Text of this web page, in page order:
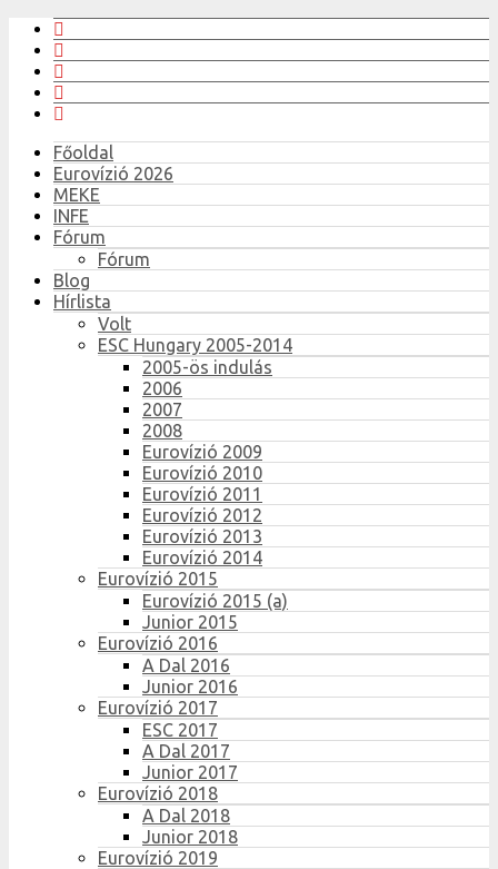
Főoldal
Eurovízió 2026
MEKE
INFE
Fórum
Fórum
Blog
Hírlista
Volt
ESC Hungary 2005-2014
2005-ös indulás
2006
2007
2008
Eurovízió 2009
Eurovízió 2010
Eurovízió 2011
Eurovízió 2012
Eurovízió 2013
Eurovízió 2014
Eurovízió 2015
Eurovízió 2015 (a)
Junior 2015
Eurovízió 2016
A Dal 2016
Junior 2016
Eurovízió 2017
ESC 2017
A Dal 2017
Junior 2017
Eurovízió 2018
A Dal 2018
Junior 2018
Eurovízió 2019